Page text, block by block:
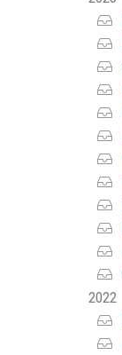
2022